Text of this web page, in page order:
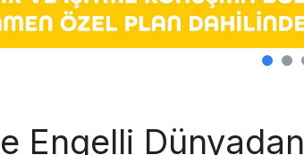
Engelli Dünyadan